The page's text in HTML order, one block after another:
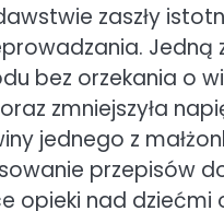
zaszły
Jedną
bez orzekania o
zmniejszyła
jednego z
przepisów
opieki nad dziećmi